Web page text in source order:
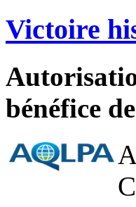
Victoire
bénéfice